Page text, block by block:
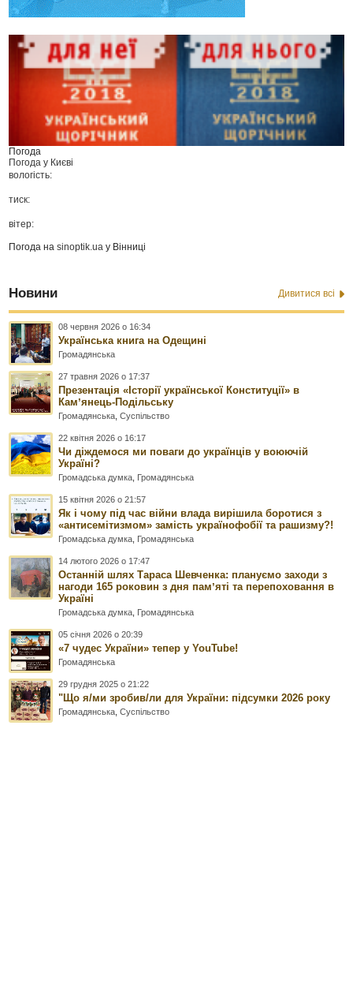
Погода
Погода у Києві
вологість:
тиск:
вітер:
Погода наsinoptik.ua у Вінниці
Новини Дивитися всі
08 червня 2026 о 16:34
Українська книга на Одещині
Громадянська
27 травня 2026 о 17:37
Презентація «Історії української Конституції» в
Камʼянець-Подільську
Громадянська,Суспільство
22 квітня 2026 о 16:17
Чи діждемося ми поваги до українців у воюючій
Україні?
Громадська думка, Громадянська
15 квітня 2026 о 21:57
Як і чому під час війни влада вирішила боротися з
«антисемітизмом» замість українофобії та рашизму?!
Громадська думка, Громадянська
14 лютого 2026 о 17:47
Останній шлях Тараса Шевченка: плануємо заходи з
нагоди 165 роковин з дня памʼяті та перепоховання в
Україні
Громадська думка, Громадянська
05 січня 2026 о 20:39
«7 чудес України» тепер у YouTube!
Громадянська
29 грудня 2025 о 21:22
"Що я/ми зробив/ли для України: підсумки 2026 року
Громадянська,Суспільство